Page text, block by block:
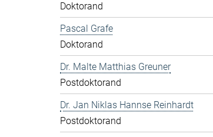
Doktorand
Pascal Grafe
Doktorand
Dr. Malte Matthias Greuner
Postdoktorand
Dr. Jan Niklas Hannse Reinhardt
Postdoktorand